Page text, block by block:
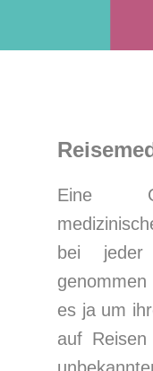
Eine
bei
es ja um
auf